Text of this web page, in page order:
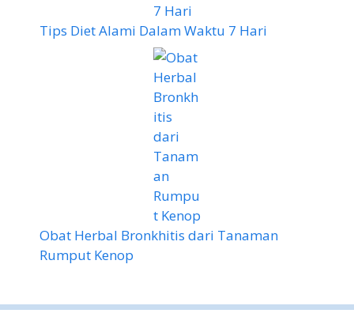
Tips Diet Alami Dalam Waktu 7 Hari
Obat Herbal Bronkhitis dari Tanaman
Rumput Kenop